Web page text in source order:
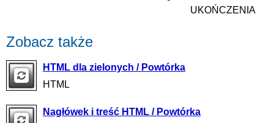
UKOŃCZENIA
Zobacz także
HTML dla zielonych / Powtórka
HTML
Nagłówek i treść HTML / Powtórka